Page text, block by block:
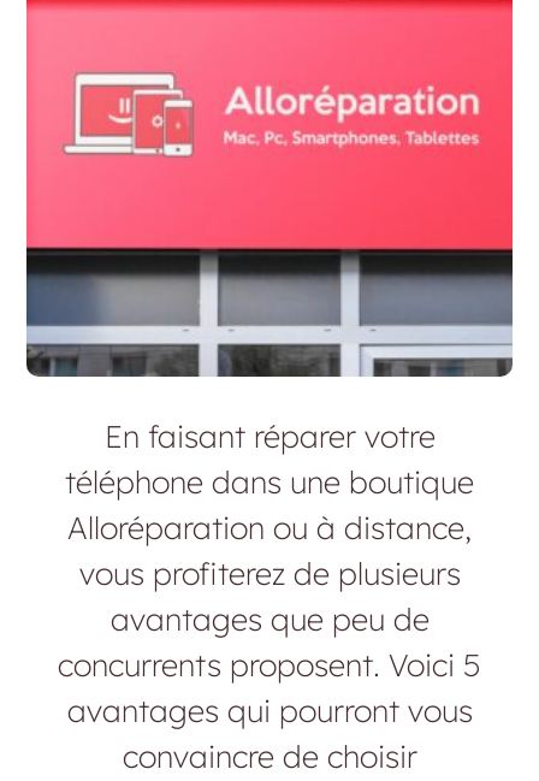
En faisant réparer votre
téléphone dans une boutique
Alloréparation ou à distance,
vous profiterez de plusieurs
avantages que peu de
concurrents proposent. Voici 5
avantages qui pourront vous
convaincre de choisir